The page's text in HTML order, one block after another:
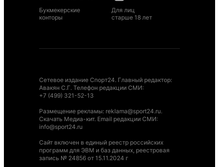
Букмекерские
конторы
Для лиц
старше 18 лет
Сетевое издание Спорт24. Главный редактор:
Авакян С.Г. Телефон редакции СМИ:
+7 (499) 321-52-13
Размещение рекламы: reklama@sport24.ru.
Скачать Медиа-кит. Email редакции СМИ:
info@sport24.ru
Сайт включен в единый реестр российских
программ для ЭВМ и баз данных, реестровая
запись № 24856 от 15.11.2024 г